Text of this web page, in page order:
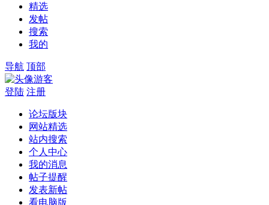
精选
发帖
搜索
我的
导航 顶部
游客
登陆 注册
论坛版块
网站精选
站内搜索
个人中心
我的消息
帖子提醒
发表新帖
看电脑版